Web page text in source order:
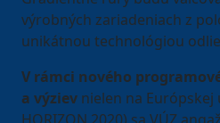
výrobných zariadeniach z
unikátnou technológiou
V rámci nového
a výziev nielen na Európskej